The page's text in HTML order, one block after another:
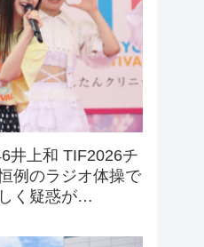
井上和 TIF2026チ
例のラジオ体操で
く疑惑が…